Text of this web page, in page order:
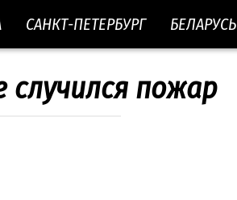
САНКТ-ПЕТЕРБУРГ БЕЛАРУСЬ
пожар